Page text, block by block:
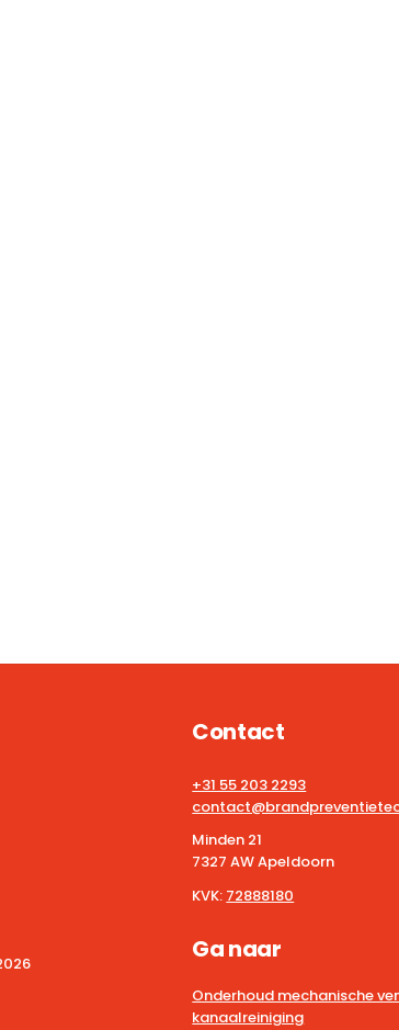
Contact
+31 55 203 2293
Minden 21
7327 AW Apeldoorn
KVK: 72888180
Ga naar
Onderhoud mechanische
kanaalreiniging